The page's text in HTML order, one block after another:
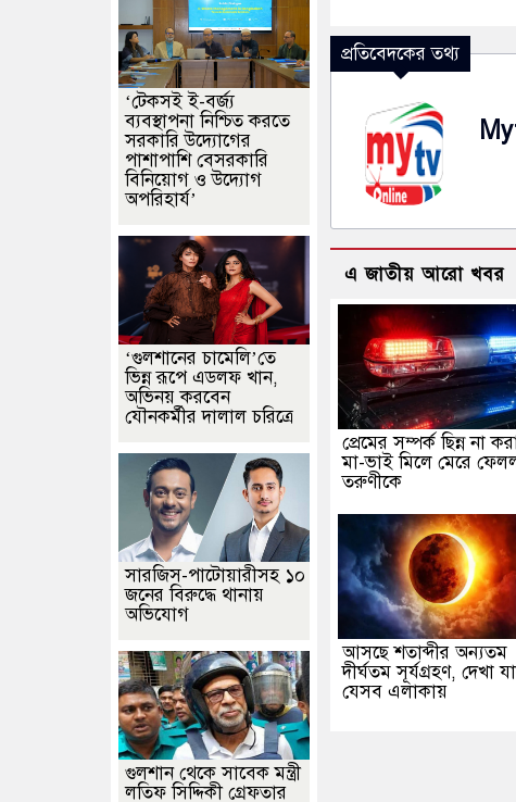
প্রতিবেদকের তথ্য
এ জাতীয় আরো খবর
প্রেমের সম্পর্ক ছিন্ন না
মা-ভাই মিলে মেরে
তরুণীকে
আসছে শতাব্দীর অন্যতম
দীর্ঘতম সূর্যগ্রহণ, দেখা
যেসব এলাকায়
‘টেকসই ই-বর্জ্য
ব্যবস্থাপনা নিশ্চিত করতে
সরকারি উদ্যোগের
পাশাপাশি বেসরকারি
বিনিয়োগ ও উদ্যোগ
অপরিহার্য’
‘গুলশানের চামেলি’তে
ভিন্ন রূপে এডলফ খান,
অভিনয় করবেন
যৌনকর্মীর দালাল চরিত্রে
সারজিস-পাটোয়ারীসহ ১০
জনের বিরুদ্ধে থানায়
অভিযোগ
গুলশান থেকে সাবেক মন্ত্রী
লতিফ সিদ্দিকী গ্রেফতার